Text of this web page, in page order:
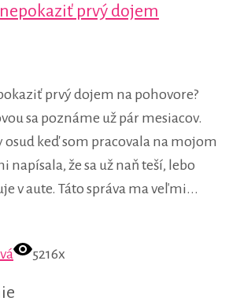
prvý dojem
prvý dojem na pohovore?
sa poznáme už pár mesiacov.
keď som pracovala na mojom
napísala, že sa už naň teší, lebo
v aute. Táto správa ma veľmi...
5216x